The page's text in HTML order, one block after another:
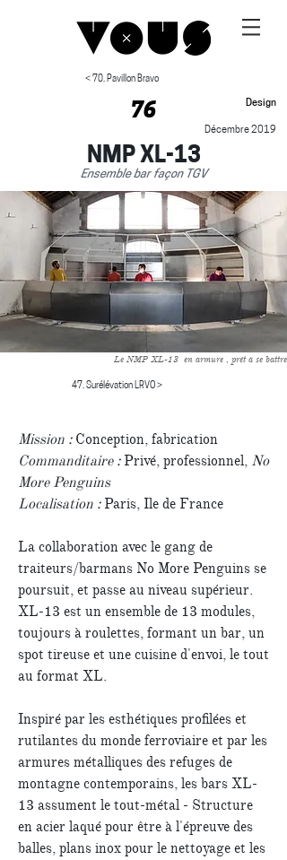
< 70. Pavillon Bravo
76 Design
Décembre 2019
NMP XL-13
Ensemble bar façon TGV
Le NMP XL-13 en armure , prêt à se battre
47. Surélévation LRVO >
Mission : Conception, fabrication
Commanditaire :Privé, professionnel, No
More Penguins
Localisation :Paris, Ile de France
La collaboration avec le gang de
traiteurs/barmans No More Penguins se
poursuit, et passe au niveau supérieur.
XL-13 est un ensemble de 13 modules,
toujours à roulettes, formant un bar, un
spot tireuse et une cuisine d'envoi, le tout
au format XL.
Inspiré par les esthétiques profilées et
rutilantes du monde ferroviaire et par les
armures métalliques des refuges de
montagne contemporains, les bars XL-
13 assument le tout-métal - Structure
en acier laqué pour être à l'épreuve des
balles, plans inox pour le nettoyage et les